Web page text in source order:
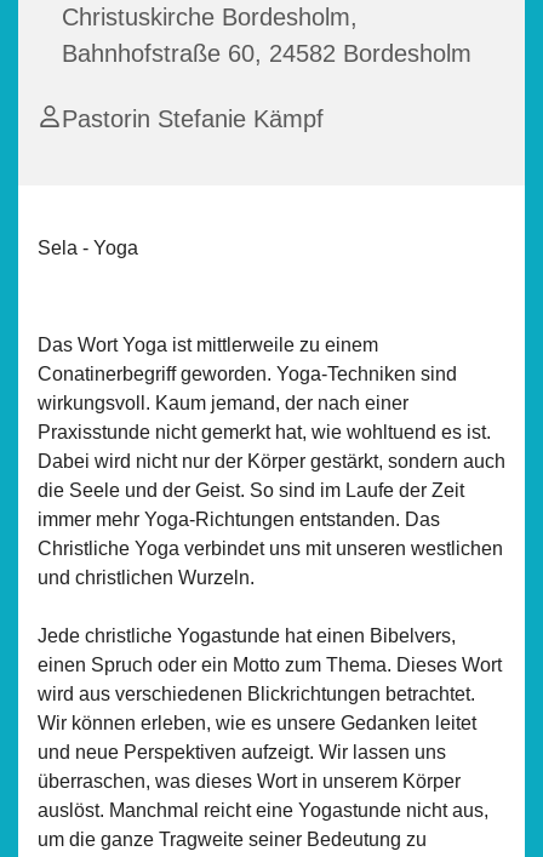
Christuskirche Bordesholm,
Bahnhofstraße 60, 24582 Bordesholm
Pastorin Stefanie Kämpf
Sela - Yoga
Das Wort Yoga ist mittlerweile zu einem
Conatinerbegriff geworden. Yoga-Techniken sind
wirkungsvoll. Kaum jemand, der nach einer
Praxisstunde nicht gemerkt hat, wie wohltuend es ist.
Dabei wird nicht nur der Körper gestärkt, sondern auch
die Seele und der Geist. So sind im Laufe der Zeit
immer mehr Yoga-Richtungen entstanden. Das
Christliche Yoga verbindet uns mit unseren westlichen
und christlichen Wurzeln.
Jede christliche Yogastunde hat einen Bibelvers,
einen Spruch oder ein Motto zum Thema. Dieses Wort
wird aus verschiedenen Blickrichtungen betrachtet.
Wir können erleben, wie es unsere Gedanken leitet
und neue Perspektiven aufzeigt. Wir lassen uns
überraschen, was dieses Wort in unserem Körper
auslöst. Manchmal reicht eine Yogastunde nicht aus,
um die ganze Tragweite seiner Bedeutung zu